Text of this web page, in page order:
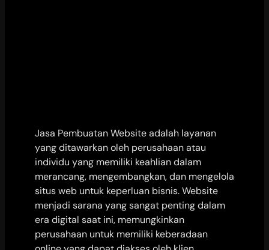
Jasa Pembuatan Website adalah layanan
yang ditawarkan oleh perusahaan atau
individu yang memiliki keahlian dalam
merancang, mengembangkan, dan mengelola
situs web untuk keperluan bisnis. Website
menjadi sarana yang sangat penting dalam
era digital saat ini, memungkinkan
perusahaan untuk memiliki keberadaan